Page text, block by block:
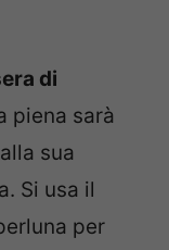
di
piena sarà
sua
Si usa il
per